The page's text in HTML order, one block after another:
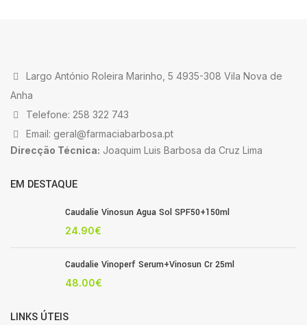
Largo António Roleira Marinho, 5 4935-308 Vila Nova de
Anha
Telefone: 258 322 743
Email: geral@farmaciabarbosa.pt
Direcção Técnica: Joaquim Luis Barbosa da Cruz Lima
EM DESTAQUE
Caudalie Vinosun Agua Sol SPF50+150ml
24.90€
Caudalie Vinoperf Serum+Vinosun Cr 25ml
48.00€
LINKS ÚTEIS